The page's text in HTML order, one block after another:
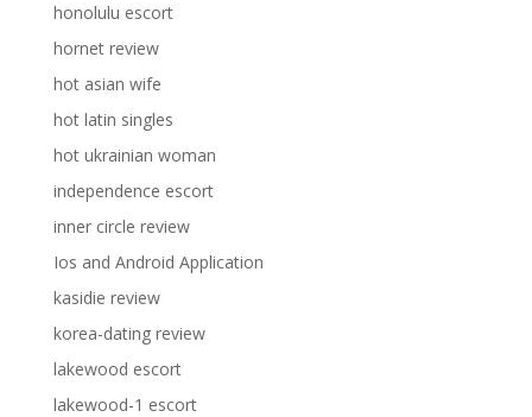
honolulu escort
hornet review
hot asian wife
hot latin singles
hot ukrainian woman
independence escort
inner circle review
Ios and Android Application
kasidie review
korea-dating review
lakewood escort
lakewood-1 escort